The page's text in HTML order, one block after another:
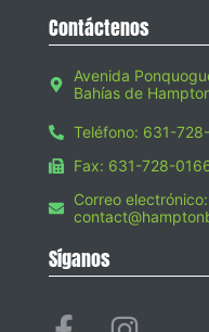
Contáctenos
Avenida
Bahías de
Teléfono: 631-
Fax: 631-728-
Correo electrónico:
Síganos